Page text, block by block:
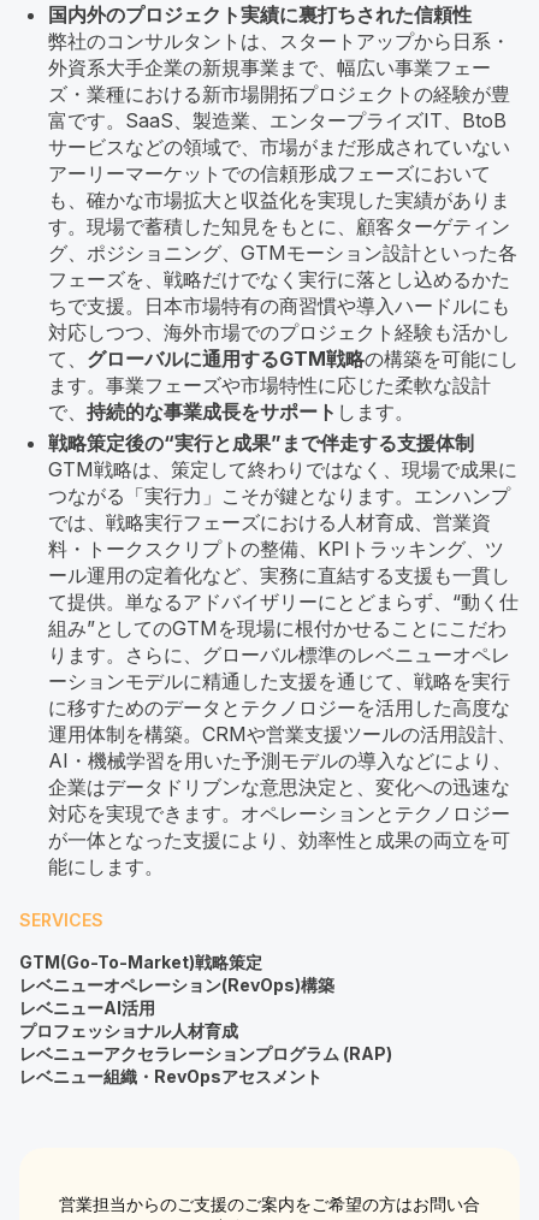
SERVICES
GTM(Go-To-Market)戦略策定
レベニューオペレーション(RevOps)構築
レベニューAI活用
プロフェッショナル人材育成
レベニューアクセラレーションプログラム (RAP)
レベニュー組織・RevOpsアセスメント
営業担当からのご支援のご案内をご希望の方はお問い合
国内外のプロジェクト実績に裏打ちされた信頼性
弊社のコンサルタントは、スタートアップから日系・
外資系大手企業の新規事業まで、幅広い事業フェー
ズ・業種における新市場開拓プロジェクトの経験が豊
富です。SaaS、製造業、エンタープライズIT、BtoB
サービスなどの領域で、市場がまだ形成されていない
アーリーマーケットでの信頼形成フェーズにおいて
も、確かな市場拡大と収益化を実現した実績がありま
す。現場で蓄積した知見をもとに、顧客ターゲティン
グ、ポジショニング、GTMモーション設計といった各
フェーズを、戦略だけでなく実行に落とし込めるかた
ちで支援。日本市場特有の商習慣や導入ハードルにも
対応しつつ、海外市場でのプロジェクト経験も活かし
て、 グローバルに通用するGTM戦略の構築を可能にし
ます。事業フェーズや市場特性に応じた柔軟な設計
で、 持続的な事業成長をサポート します。
戦略策定後の“実行と成果”まで伴走する支援体制
GTM戦略は、策定して終わりではなく、現場で成果に
つながる「実行力」こそが鍵となります。エンハンプ
では、戦略実行フェーズにおける人材育成、営業資
料・トークスクリプトの整備、KPIトラッキング、ツ
ール運用の定着化など、実務に直結する支援も一貫し
て提供。単なるアドバイザリーにとどまらず、“動く仕
組み”としてのGTMを現場に根付かせることにこだわ
ります。さらに、グローバル標準のレベニューオペレ
ーションモデルに精通した支援を通じて、戦略を実行
に移すためのデータとテクノロジーを活用した高度な
運用体制を構築。CRMや営業支援ツールの活用設計、
AI・機械学習を用いた予測モデルの導入などにより、
企業はデータドリブンな意思決定と、変化への迅速な
対応を実現できます。オペレーションとテクノロジー
が一体となった支援により、効率性と成果の両立を可
能にします。